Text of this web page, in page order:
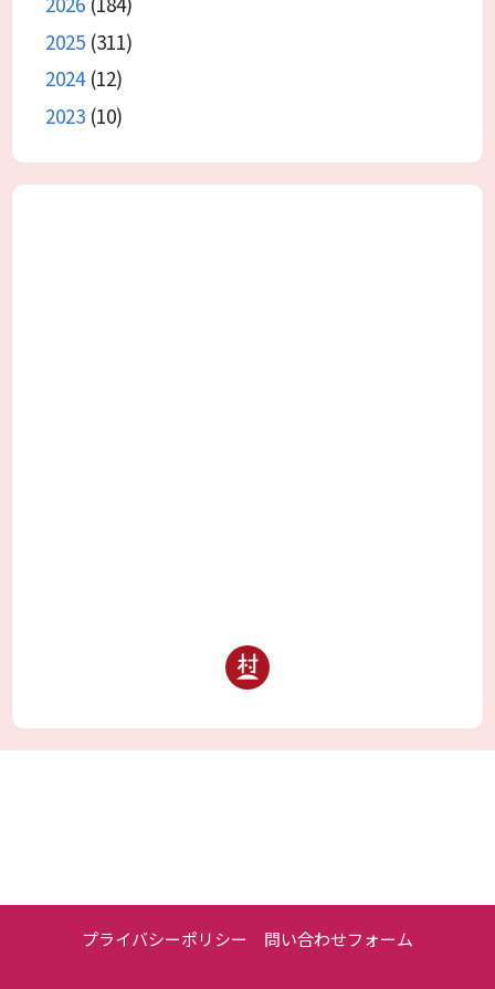
2025 (311)
2024(12)
2023 (10)
プライバシーポリシー 問い合わせフォーム